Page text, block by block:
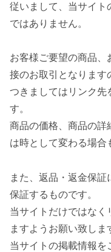
従いまして、当サイト
ではありません。
お客様ご要望の商品、
接のお取引となります
つきましてはリンク先
す。
商品の価格、商品の詳
は時として変わる場合
また、返品・返金保
保証するものです。
当サイトだけではなく
ますようお願い致しま
当サイトの掲載情報を